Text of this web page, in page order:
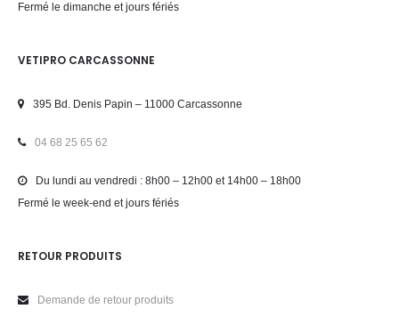
Fermé le dimanche et jours fériés
VETIPRO CARCASSONNE
395 Bd. Denis Papin – 11000 Carcassonne
04 68 25 65 62
Du lundi au vendredi : 8h00 – 12h00 et 14h00 – 18h00
Fermé le week-end et jours fériés
RETOUR PRODUITS
Demande de retour produits